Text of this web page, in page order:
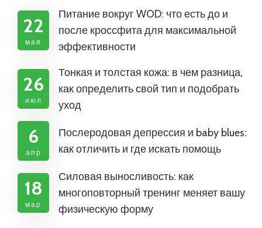
22
мая
Питание вокруг WOD: что есть до и
после кроссфита для максимальной
эффективности
26
июл
Тонкая и толстая кожа: в чем разница,
как определить свой тип и подобрать
уход
6
апр
Послеродовая депрессия и baby blues:
как отличить и где искать помощь
18
мар
Силовая выносливость: как
многоповторный тренинг меняет вашу
физическую форму